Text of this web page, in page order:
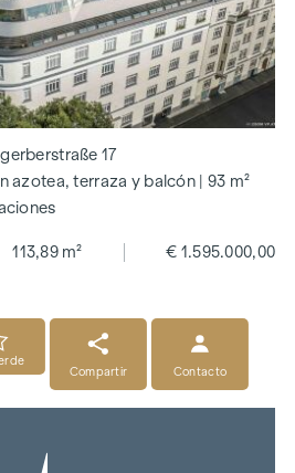
17
azotea, terraza y balcón | 93 m²
113,89 m² € 1.595.000,00
Compartir
Contacto